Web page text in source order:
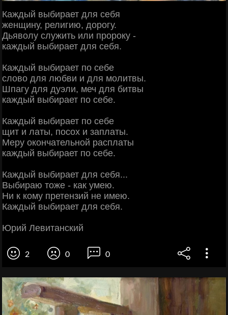
Каждый выбирает для себя
женщину, религию, дорогу.
Дьяволу служить или пророку -
каждый выбирает для себя.
Каждый выбирает по себе
слово для любви и для молитвы.
Шпагу для дуэли, меч для битвы
каждый выбирает по себе.
Каждый выбирает по себе
щит и латы, посох и заплаты.
Меру окончательной расплаты
каждый выбирает по себе.
Каждый выбирает для себя...
Выбираю тоже - как умею.
Ни к кому претензий не имею.
Каждый выбирает для себя.
Юрий Левитанский
2 0 0